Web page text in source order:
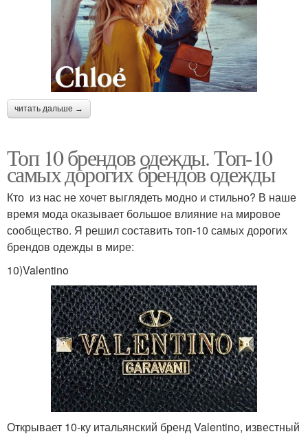
читать дальше →
Топ 10 брендов одежды. Топ-10
самых дорогих брендов одежды
Кто из нас не хочет выглядеть модно и стильно? В наше
время мода оказывает большое влияние на мировое
сообщество. Я решил составить топ-10 самых дорогих
брендов одежды в мире:
10)Valentino
Открывает 10-ку итальянский бренд Valentino, известный